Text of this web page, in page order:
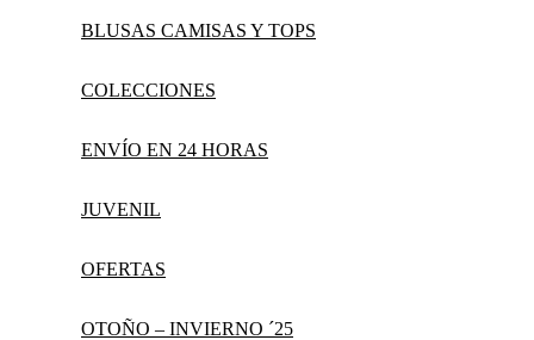
BLUSAS CAMISAS Y TOPS
COLECCIONES
ENVÍO EN 24 HORAS
JUVENIL
OFERTAS
OTOÑO – INVIERNO ´25